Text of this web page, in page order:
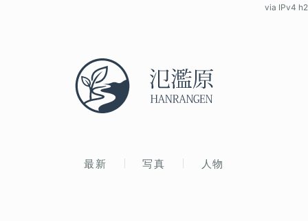
最新 写真 人物
via IPv4 h2